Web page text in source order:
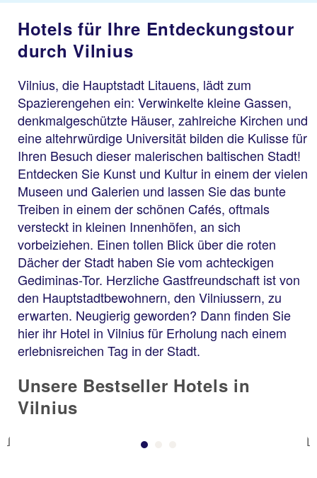
Hotels für Ihre Entdeckungstour
durch Vilnius
Vilnius, die Hauptstadt Litauens, lädt zum
Spazierengehen ein: Verwinkelte kleine Gassen,
denkmalgeschützte Häuser, zahlreiche Kirchen und
eine altehrwürdige Universität bilden die Kulisse für
Ihren Besuch dieser malerischen baltischen Stadt!
Entdecken Sie Kunst und Kultur in einem der vielen
Museen und Galerien und lassen Sie das bunte
Treiben in einem der schönen Cafés, oftmals
versteckt in kleinen Innenhöfen, an sich
vorbeiziehen. Einen tollen Blick über die roten
Dächer der Stadt haben Sie vom achteckigen
Gediminas-Tor. Herzliche Gastfreundschaft ist von
den Hauptstadtbewohnern, den Vilniussern, zu
erwarten. Neugierig geworden? Dann finden Sie
hier ihr Hotel in Vilnius für Erholung nach einem
erlebnisreichen Tag in der Stadt.
Unsere Bestseller Hotels in
Vilnius
Previous